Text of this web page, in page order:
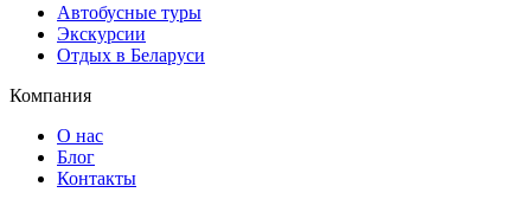
Автобусные туры
Экскурсии
Отдых в Беларуси
Компания
О нас
Блог
Контакты